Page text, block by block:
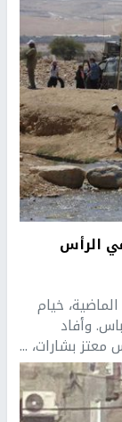
الرأس
خيام
وأفاد
بشارات، ...